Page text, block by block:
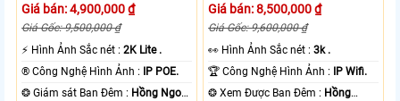
Giá bán: 4,900,000 ₫
Giá Gốc: 9,500,000 ₫
️⚡ Hình Ảnh Sắc nét :2K Lite .
®️ Công Nghệ Hình Ảnh :
IP POE.
❂ Giám sát Ban Đêm : Hồng Ngoại
Giá bán: 8,500,000 ₫
Giá Gốc: 9,600,000 ₫
️👀 Hình Ảnh Sắc nét :3k .
🏆 Công Nghệ Hình Ảnh :
IP Wifi.
❂ Xem Được Ban Đêm : Hồng